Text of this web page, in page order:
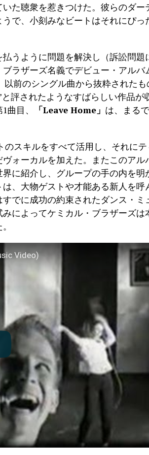
た聴衆を惹きつけた。彼らのダー
で、小刻みなビートはそれにぴっ
うように問題を解決し（訴訟問題
ラザーズ名義でデビュー・アルバ
以前のシングル曲から抜粋されたも
評されたようなすばらしい作品が
曲目、
「Leave Home」 は、まる
スキルをすべて活用し、それにテ
ォーカルを加えた。またこのアル
に紹介し、グループの手の内を明
、大物ゲストや才能ある新人を呼
でに成功の約束されたダンス・ミ
によってケミカル・ブラザーズは
Video)